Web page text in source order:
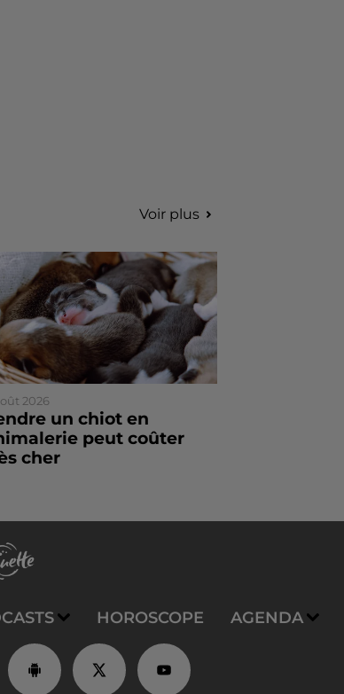
Voir plus
2026
un chiot en
peut coûter
cher
HOROSCOPE AGENDA